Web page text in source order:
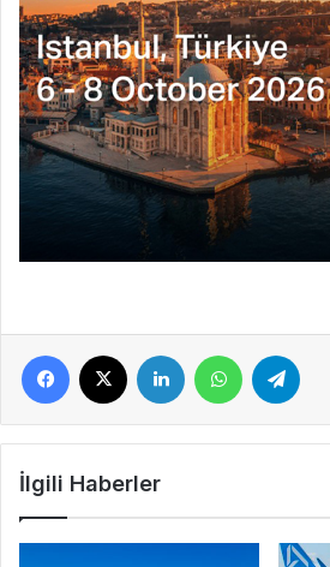
Facebook LinkedIn WhatsApp
İlgili Haberler